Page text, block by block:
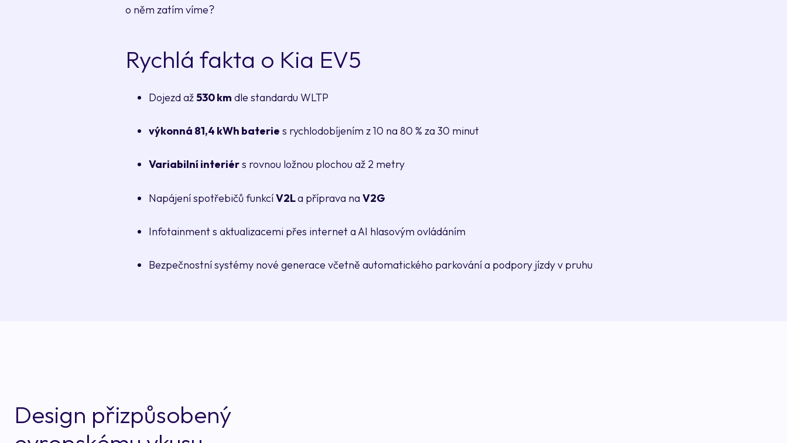
o něm zatím víme?
Rychlá fakta o Kia EV5
Dojezd až530 km dle standardu WLTP
výkonná 81,4 kWh baterie s rychlodobíjením z 10 na 80 % za 30 minut
Variabilní interiérs rovnou ložnou plochou až 2 metry
Napájení spotřebičů funkcíV2La příprava na V2G
Infotainment s aktualizacemi přes internet a AI hlasovým ovládáním
Bezpečnostní systémy nové generace včetně automatického parkování a podpory jízdy v pruhu
Design přizpůsobený